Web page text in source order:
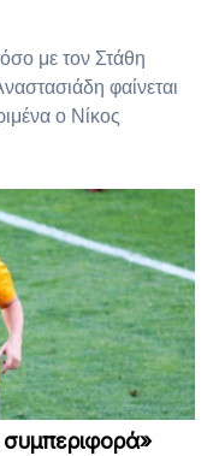
με τον Στάθη
φαίνεται
ο Νίκος
συμπεριφορά»